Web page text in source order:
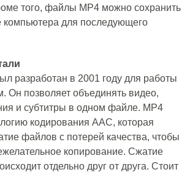
того, файлы MP4 можно сохранить
компьютера для последующего
разработан в 2001 году для работы
Он позволяет объединять видео,
и субтитры в одном файле. MP4
кодирования AAC, которая
файлов с потерей качества, чтобы
копирование. Сжатие
отдельно друг от друга. Стоит